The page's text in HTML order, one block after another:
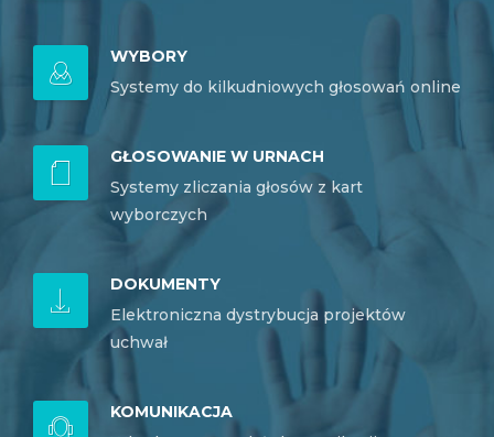
WYBORY
Systemy do kilkudniowych głosowań online
GŁOSOWANIE W URNACH
Systemy zliczania głosów z kart
wyborczych
DOKUMENTY
Elektroniczna dystrybucja projektów
uchwał
KOMUNIKACJA